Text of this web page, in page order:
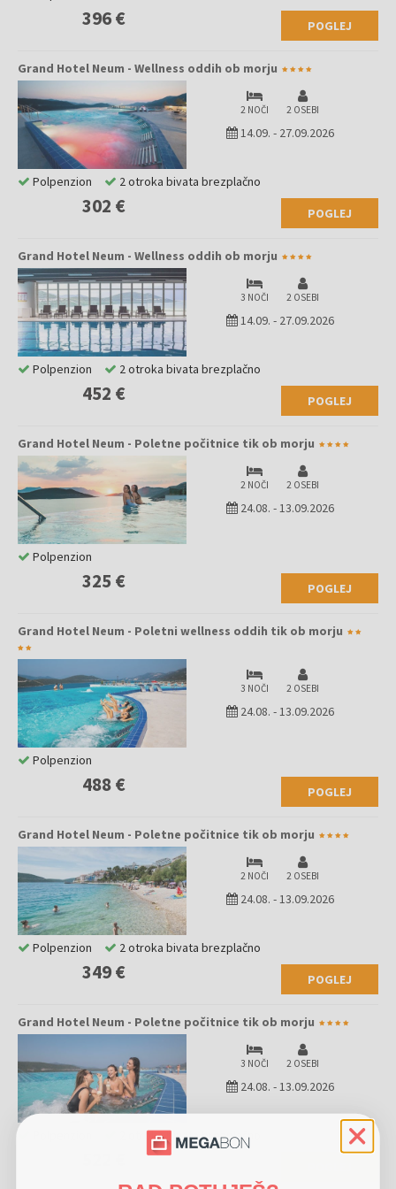
396 € POGLEJ
Grand Hotel Neum - Wellness oddih ob morju
2 NOČI 2 OSEBI
14.09. - 27.09.2026
302 € POGLEJ
Polpenzion 2 otroka bivata brezplačno
Grand Hotel Neum - Wellness oddih ob morju
3 NOČI 2 OSEBI
14.09. - 27.09.2026
452 € POGLEJ
Polpenzion 2 otroka bivata brezplačno
Grand Hotel Neum - Poletne počitnice tik ob morju
2 NOČI 2 OSEBI
24.08. -13.09.2026
325 € POGLEJ
Polpenzion
Grand Hotel Neum - Poletni wellness oddih tik ob morju
3 NOČI 2 OSEBI
24.08. -13.09.2026
488 € POGLEJ
Polpenzion
Grand Hotel Neum - Poletne počitnice tik ob morju
2 NOČI 2 OSEBI
24.08. -13.09.2026
349 € POGLEJ
Polpenzion 2 otroka bivata brezplačno
Grand Hotel Neum - Poletne počitnice tik ob morju
3 NOČI 2 OSEBI
24.08. -13.09.2026
2 otroka bivata brezplačno